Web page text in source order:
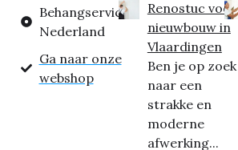
Behangservice
Nederland
Ga naar onze
webshop
Renostuc voor
nieuwbouw in
Vlaardingen
Ben je op zoek
naar een
strakke en
moderne
afwerking...